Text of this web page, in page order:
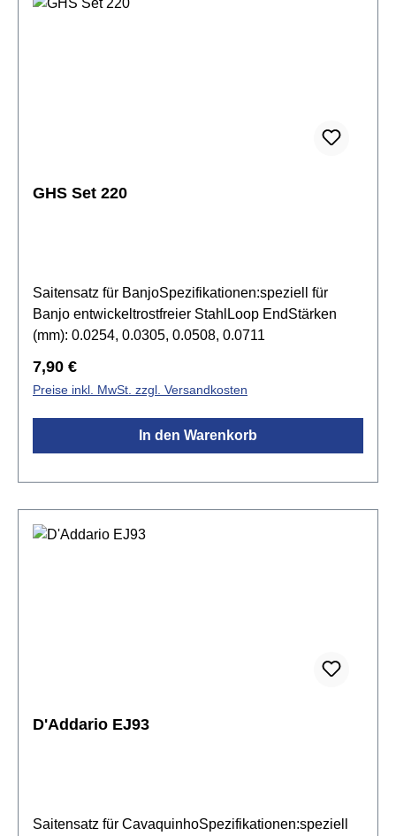
GHS Set 220
Saitensatz für BanjoSpezifikationen:speziell für
Banjo entwickeltrostfreier StahlLoop EndStärken
(mm): 0.0254, 0.0305, 0.0508, 0.0711
Regulärer Preis:
7,90 €
Preise inkl. MwSt. zzgl. Versandkosten
In den Warenkorb
D'Addario EJ93
Saitensatz für CavaquinhoSpezifikationen:speziell